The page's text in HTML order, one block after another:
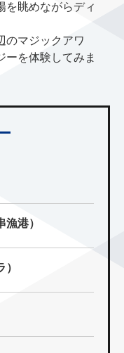
を眺めながらディ
のマジックアワ
ーを体験してみま
港）